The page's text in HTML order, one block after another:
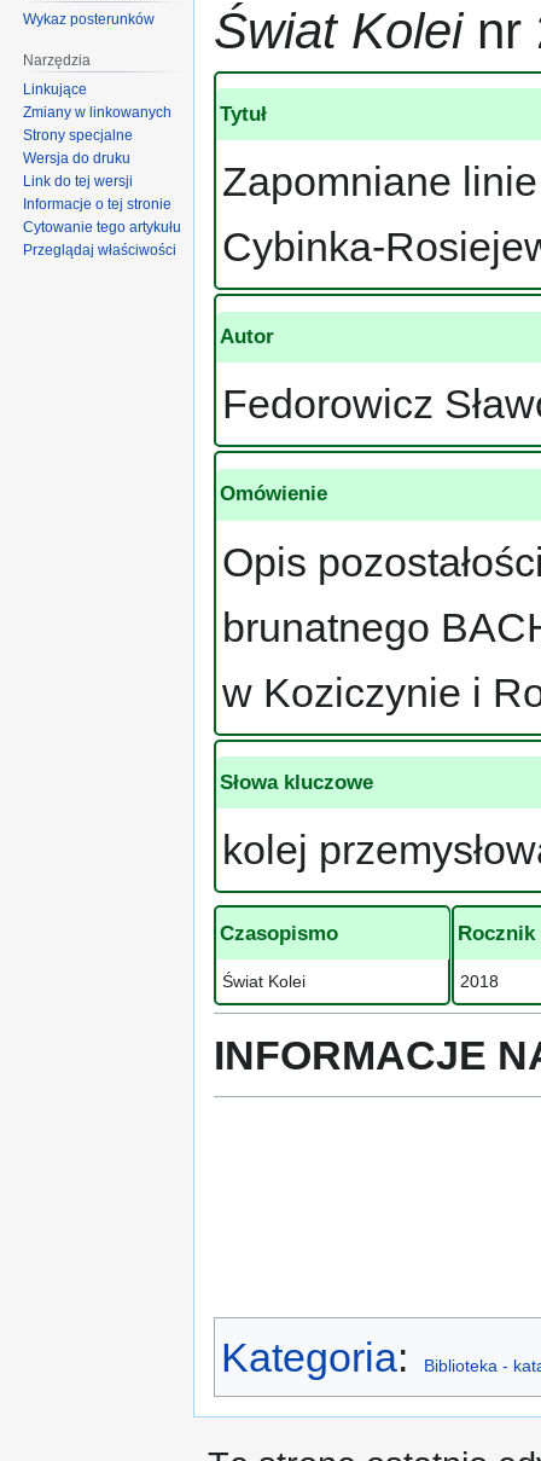
Świat Koleinr
Tytuł
Zapomniane
Cybinka-
Autor
Fedorowicz
Omówienie
Opis
brunatnego
w Koziczynie i
Słowa kluczowe
kolej
Czasopismo
Świat Kolei
Rocznik
2018
INFORMACJE
Kategoria: Biblioteka -
Wykaz posterunków
Narzędzia
Linkujące
Zmiany w linkowanych
Strony specjalne
Wersja do druku
Link do tej wersji
Informacje o tej stronie
Cytowanie tego artykułu
Przeglądaj właściwości